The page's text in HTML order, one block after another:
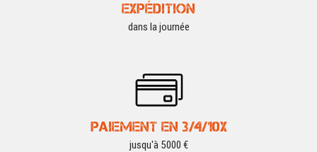
EXPÉDITION
dans la journée
PAIEMENT EN 3/4/10X
jusqu'à 5000 €